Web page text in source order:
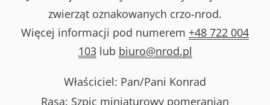
zwierząt oznakowanych crzo-nrod.
Więcej informacji pod numerem +48 722 004
103lub biuro@nrod.pl
Właściciel: Pan/Pani Konrad
Rasa: Szpic miniaturowy pomeranian